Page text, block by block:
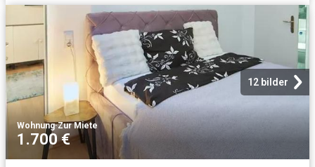
12 bilder
Wohnung·Zur Miete
1.700 €